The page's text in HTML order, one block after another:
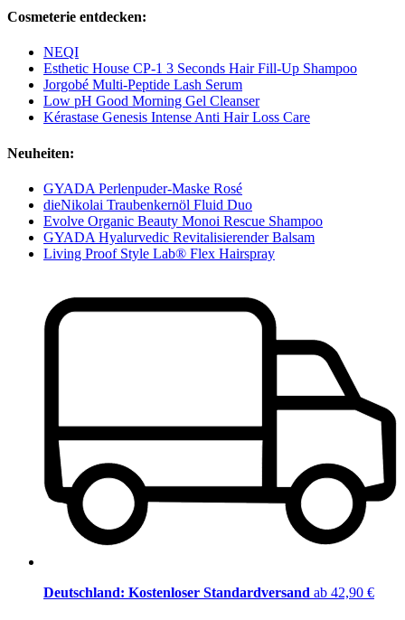
Cosmeterie entdecken:
NEQI
Esthetic House CP-1 3 Seconds Hair Fill-Up Shampoo
Jorgobé Multi-Peptide Lash Serum
Low pH Good Morning Gel Cleanser
Kérastase Genesis Intense Anti Hair Loss Care
Neuheiten:
GYADA Perlenpuder-Maske Rosé
dieNikolai Traubenkernöl Fluid Duo
Evolve Organic Beauty Monoi Rescue Shampoo
GYADA Hyalurvedic Revitalisierender Balsam
Living Proof Style Lab® Flex Hairspray
Deutschland: Kostenloser Standardversand ab 42,90 €